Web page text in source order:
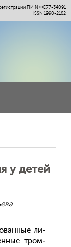
ПИ N ФС77-34091
ISSN 1990-2182
у детей
ли­
тром­